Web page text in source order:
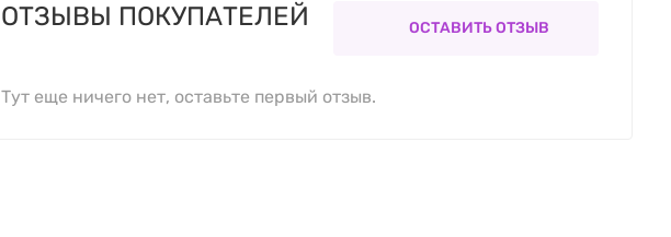
ОТЗЫВЫ ПОКУПАТЕЛЕЙ ОСТАВИТЬ ОТЗЫВ
Тут еще ничего нет, оставьте первый отзыв.